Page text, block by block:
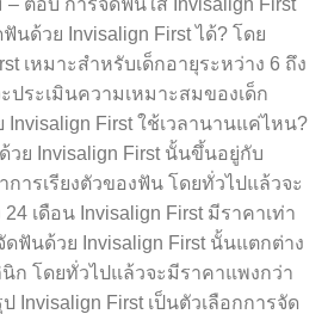
นด้วย Invisalign First ได้? โดย
เหมาะสำหรับเด็กอายุระหว่าง 6 ถึง
ระเมินความเหมาะสมของเด็ก
First ใช้เวลานานแค่ไหน?
วย Invisalign First นั้นขึ้นอยู่กับ
ารเรียงตัวของฟัน โดยทั่วไปแล้วจะ
เดือน Invisalign First มีราคาเท่า
ฟันด้วย Invisalign First นั้นแตกต่าง
ก โดยทั่วไปแล้วจะมีราคาแพงกว่า
Invisalign First เป็นตัวเลือกการจัด